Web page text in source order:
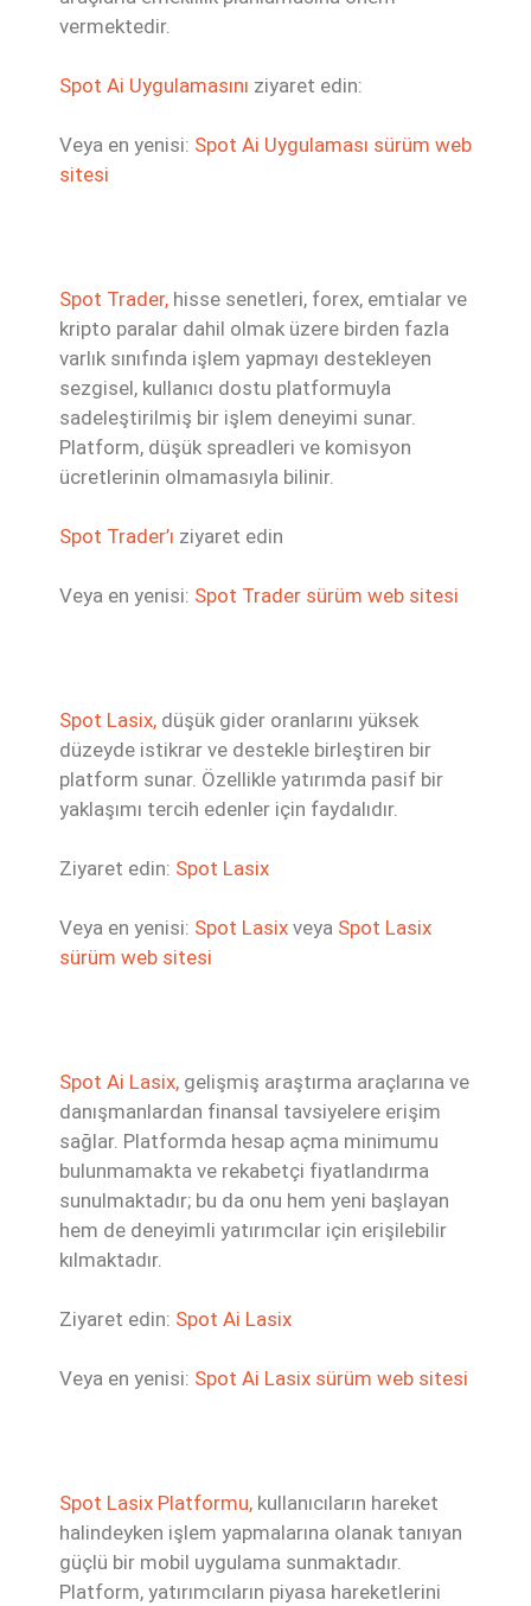
vermektedir.
Spot Ai Uygulamasını ziyaret edin:
Veya en yenisi: Spot Ai Uygulaması sürüm web
sitesi
Spot Trader, hisse senetleri, forex, emtialar ve
kripto paralar dahil olmak üzere birden fazla
varlık sınıfında işlem yapmayı destekleyen
sezgisel, kullanıcı dostu platformuyla
sadeleştirilmiş bir işlem deneyimi sunar.
Platform, düşük spreadleri ve komisyon
ücretlerinin olmamasıyla bilinir.
Spot Trader’ı ziyaret edin
Veya en yenisi: Spot Trader sürüm web sitesi
Spot Lasix, düşük gider oranlarını yüksek
düzeyde istikrar ve destekle birleştiren bir
platform sunar. Özellikle yatırımda pasif bir
yaklaşımı tercih edenler için faydalıdır.
Ziyaret edin: Spot Lasix
Veya en yenisi: Spot Lasix veya Spot Lasix
sürüm web sitesi
Spot Ai Lasix, gelişmiş araştırma araçlarına ve
danışmanlardan finansal tavsiyelere erişim
sağlar. Platformda hesap açma minimumu
bulunmamakta ve rekabetçi fiyatlandırma
sunulmaktadır; bu da onu hem yeni başlayan
hem de deneyimli yatırımcılar için erişilebilir
kılmaktadır.
Ziyaret edin: Spot Ai Lasix
Veya en yenisi: Spot Ai Lasix sürüm web sitesi
Spot Lasix Platformu, kullanıcıların hareket
halindeyken işlem yapmalarına olanak tanıyan
güçlü bir mobil uygulama sunmaktadır.
Platform, yatırımcıların piyasa hareketlerini